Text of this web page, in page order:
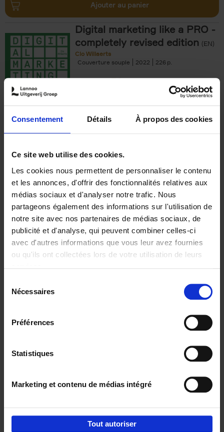
Consentement Détails À propos des cookies
Ce site web utilise des cookies.
Les cookies nous permettent de personnaliser le contenu
et les annonces, d'offrir des fonctionnalités relatives aux
médias sociaux et d'analyser notre trafic. Nous
partageons également des informations sur l'utilisation de
notre site avec nos partenaires de médias sociaux, de
publicité et d'analyse, qui peuvent combiner celles-ci
avec d'autres informations que vous leur avez fournies
ou qu'ils ont collectées lors de votre utilisation de leurs
Nécessaires
Préférences
Statistiques
Marketing et contenu de médias intégré
Tout autoriser
Ajouter au panier
Digital marketing like a PRO -
completely revised edition (EN)
Clo Willaerts
Couverture souple
2022 226
€35,50
The Offer You Can't
Refuse
Steven Van Belleghem
Couverture souple
2020 256
€37,50
Building Bonds = Building